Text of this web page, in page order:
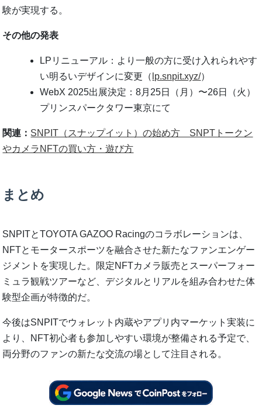
験が実現する。
その他の発表
LPリニューアル：より一般の方に受け入れられやす
い明るいデザインに変更（ lp.snpit.xyz/）
WebX 2025出展決定：8月25日（月）〜26日（火）
プリンスパークタワー東京にて
関連： SNPIT（スナップイット）の始め方 SNPTトークン
やカメラNFTの買い方・遊び方
まとめ
SNPITとTOYOTA GAZOO Racingのコラボレーションは、
NFTとモータースポーツを融合させた新たなファンエンゲー
ジメントを実現した。限定NFTカメラ販売とスーパーフォー
ミュラ観戦ツアーなど、デジタルとリアルを組み合わせた体
験型企画が特徴的だ。
今後はSNPITでウォレット内蔵やアプリ内マーケット実装に
より、NFT初心者も参加しやすい環境が整備される予定で、
両分野のファンの新たな交流の場として注目される。